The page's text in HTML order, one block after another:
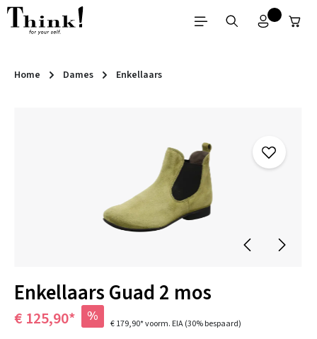
Ga naar de hoofdinhoud
Home Dames Enkellaars
Enkellaars Guad 2 mos
€ 125,90* % € 179,90*voorm. EIA(30% bespaard)